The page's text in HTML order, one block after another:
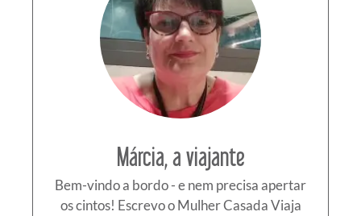
Márcia, a viajante
Bem-vindo a bordo - e nem precisa apertar
os cintos! Escrevo o Mulher Casada Viaja